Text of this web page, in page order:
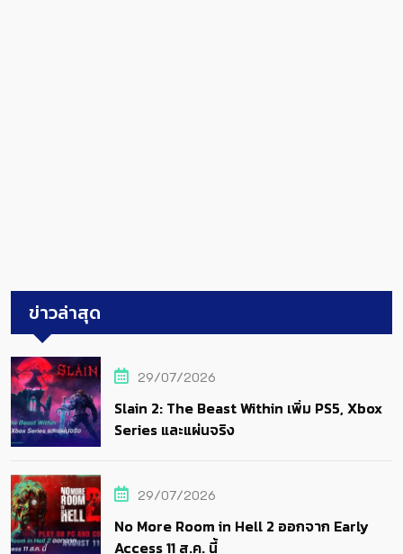
ข่าวล่าสุด
29/07/2026
Slain 2: The Beast Within เพิ่ม PS5, Xbox
Series และแผ่นจริง
29/07/2026
No More Room in Hell 2 ออกจาก Early
Access 11 ส.ค. นี้